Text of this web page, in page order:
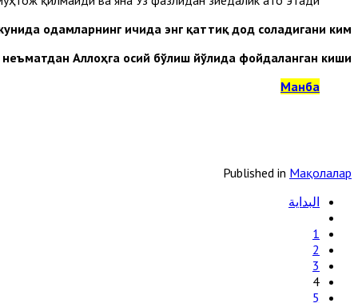
одамларнинг ичида энг қаттиқ дод соладигани ким?”.
Аллоҳга осий бўлиш йўлида фойдаланган киши”.
Манба
Published in Мақолалар
البداية
1
2
3
4
5